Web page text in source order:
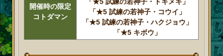
開催時の限定
コトダマン
「★5 試練の若神子・コウイ」
「★5 試練の若神子・ハクジョウ」
「★5 キボウ」